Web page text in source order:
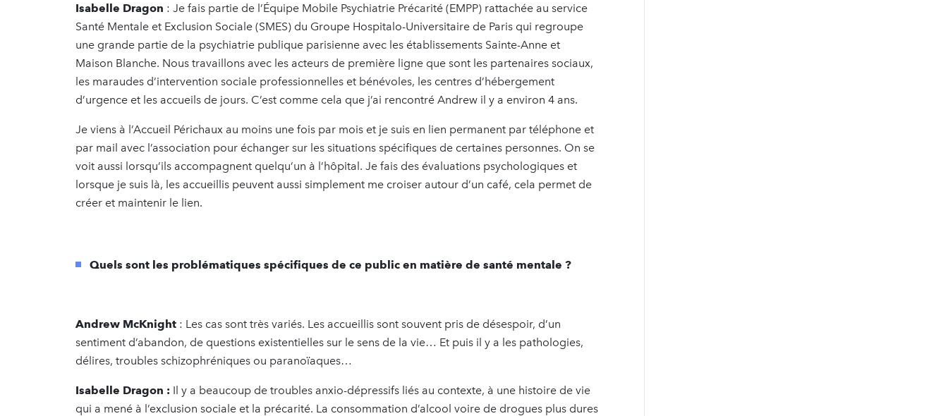
Isabelle Dragon : Je fais partie de l’Équipe Mobile Psychiatrie Précarité (EMPP) rattachée au service
Santé Mentale et Exclusion Sociale (SMES) du Groupe Hospitalo-Universitaire de Paris qui regroupe
une grande partie de la psychiatrie publique parisienne avec les établissements Sainte-Anne et
Maison Blanche. Nous travaillons avec les acteurs de première ligne que sont les partenaires sociaux,
les maraudes d’intervention sociale professionnelles et bénévoles, les centres d’hébergement
d’urgence et les accueils de jours. C’est comme cela que j’ai rencontré Andrew il y a environ 4 ans.
Je viens à l’Accueil Périchaux au moins une fois par mois et je suis en lien permanent par téléphone et
par mail avec l’association pour échanger sur les situations spécifiques de certaines personnes. On se
voit aussi lorsqu’ils accompagnent quelqu’un à l’hôpital. Je fais des évaluations psychologiques et
lorsque je suis là, les accueillis peuvent aussi simplement me croiser autour d’un café, cela permet de
créer et maintenir le lien.
Quels sont les problématiques spécifiques de ce public en matière de santé mentale ?
Andrew McKnight : Les cas sont très variés. Les accueillis sont souvent pris de désespoir, d’un
sentiment d’abandon, de questions existentielles sur le sens de la vie… Et puis il y a les pathologies,
délires, troubles schizophréniques ou paranoïaques…
Isabelle Dragon : Il y a beaucoup de troubles anxio-dépressifs liés au contexte, à une histoire de vie
qui a mené à l’exclusion sociale et la précarité. La consommation d’alcool voire de drogues plus dures